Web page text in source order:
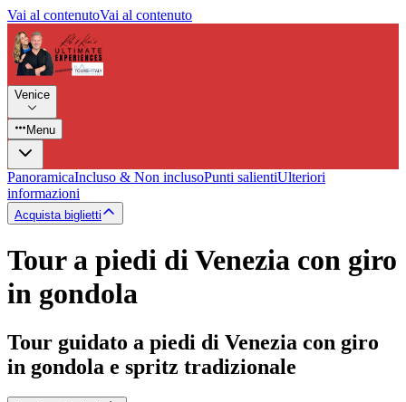
Vai al contenutoVai al contenuto
Venice
Menu
PanoramicaIncluso & Non inclusoPunti salientiUlteriori
informazioni
Acquista biglietti
Tour a piedi di Venezia con giro
in gondola
Tour guidato a piedi di Venezia con giro
in gondola e spritz tradizionale